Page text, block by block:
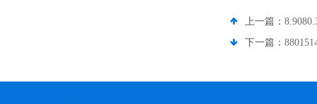
上一篇：
下一篇：